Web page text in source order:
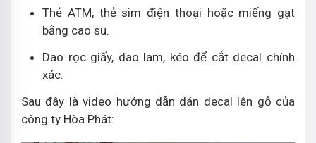
Thẻ ATM, thẻ sim điện thoại hoặc miếng gạt
bằng cao su.
Dao rọc giấy, dao lam, kéo để cắt decal chính
xác.
Sau đây là video hướng dẫn dán decal lên gỗ của
công ty Hòa Phát: